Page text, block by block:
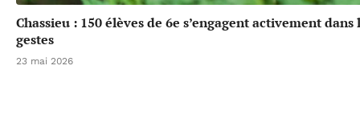
Chassieu : 150 élèves de 6e s’engagent activement
gestes
23 mai 2026